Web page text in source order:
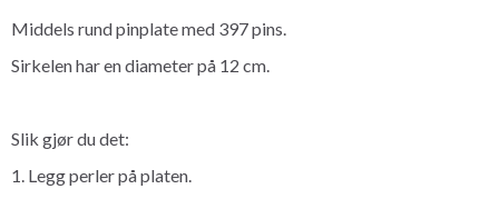
Middels rund pinplate med 397 pins.
Sirkelen har en diameter på 12 cm.
Slik gjør du det:
1. Legg perler på platen.